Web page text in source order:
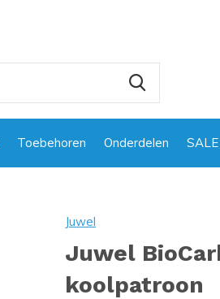
Toebehoren Onderdelen SALE
Juwel
Juwel
koolpatroon